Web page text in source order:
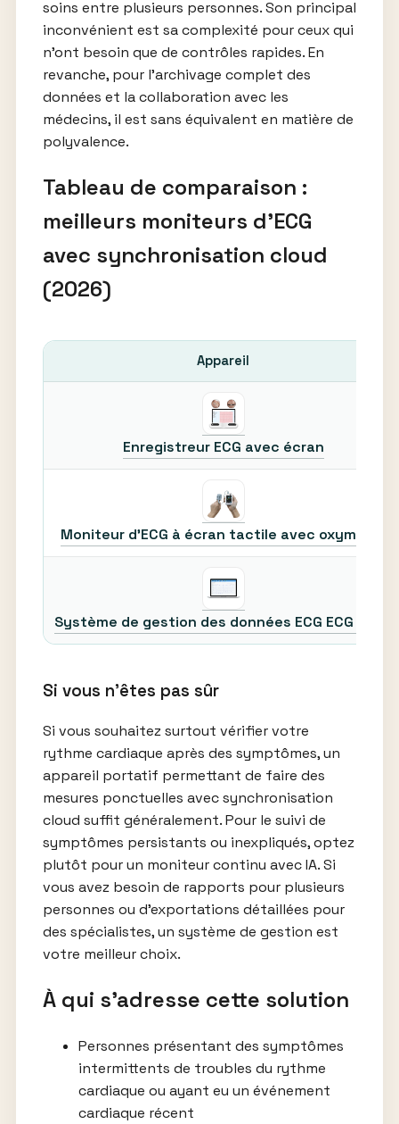
soins entre plusieurs personnes. Son principal
inconvénient est sa complexité pour ceux qui
n’ont besoin que de contrôles rapides. En
revanche, pour l’archivage complet des
données et la collaboration avec les
médecins, il est sans équivalent en matière de
polyvalence.
Tableau de comparaison :
meilleurs moniteurs d’ECG
avec synchronisation cloud
(2026)
Appareil
Enregistreur ECG avec écran
Moniteur d’ECG à écran tactile avec oxymètre
Système de gestion des données ECG ECG 1000
Si vous n’êtes pas sûr
Si vous souhaitez surtout vérifier votre
rythme cardiaque après des symptômes, un
appareil portatif permettant de faire des
mesures ponctuelles avec synchronisation
cloud suffit généralement. Pour le suivi de
symptômes persistants ou inexpliqués, optez
plutôt pour un moniteur continu avec IA. Si
vous avez besoin de rapports pour plusieurs
personnes ou d’exportations détaillées pour
des spécialistes, un système de gestion est
votre meilleur choix.
À qui s’adresse cette solution
Personnes présentant des symptômes
intermittents de troubles du rythme
cardiaque ou ayant eu un événement
cardiaque récent